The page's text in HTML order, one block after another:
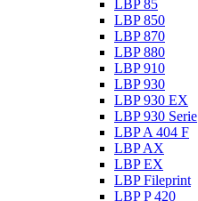
LBP 85
LBP 850
LBP 870
LBP 880
LBP 910
LBP 930
LBP 930 EX
LBP 930 Serie
LBP A 404 F
LBP AX
LBP EX
LBP Fileprint
LBP P 420